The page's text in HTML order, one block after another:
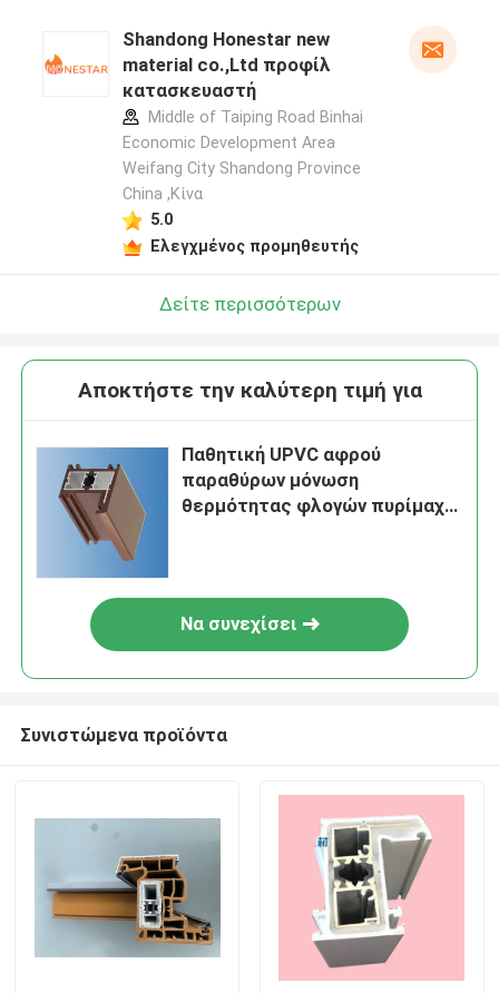
Shandong Honestar new
material co.,Ltd προφίλ
κατασκευαστή
Middle of Taiping Road Binhai
Economic Development Area
Weifang City Shandong Province
China ,Κίνα
5.0
Ελεγχμένος προμηθευτής
Δείτε περισσότερων
Αποκτήστε την καλύτερη τιμή για
Παθητική UPVC αφρού
παραθύρων μόνωση
θερμότητας φλογών πυρίμαχη
Να συνεχίσει
Συνιστώμενα προϊόντα